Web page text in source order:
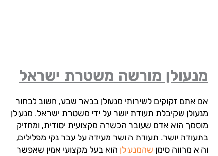
מורשה משטרת ישראל
אתם זקוקים לשירותי מנעולן בבאר שבע, חשוב לבחור
שקיבלת תעודת יושר על ידי משטרת ישראל. מנעולן
הוא אדם שעובר הכשרה מקצועית יסודית, ומחזיק
יושר. תעודת היושר מעידה על עבר נקי מפלילים,
מהווה סימן שהמנעולןהוא בעל מקצועי אמין שאפשר